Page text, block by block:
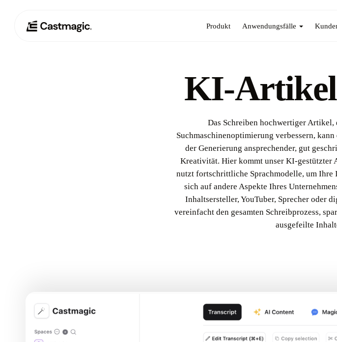
Produkt Anwendungsfälle
KI-
Das Schreiben hochwertiger
Suchmaschinenoptimierung verbessern,
der Generierung ansprechender, gut
Kreativität. Hier kommt unser KI-gestützter
nutzt fortschrittliche Sprachmodelle, um Ihre
sich auf andere Aspekte Ihres
Inhaltsersteller, YouTuber, Sprecher oder
vereinfacht den gesamten Schreibprozess,
ausgefeilte